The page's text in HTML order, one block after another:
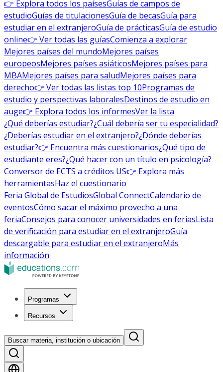
👉 Explora todos los paísesGuías de campos de
estudioGuías de titulacionesGuía de becasGuía para
estudiar en el extranjeroGuía de prácticasGuía de estudio
online👉 Ver todas las guíasComienza a explorar
Mejores países del mundoMejores países
europeosMejores países asiáticosMejores países para
MBAMejores países para saludMejores países para
derecho👉 Ver todas las listas top 10Programas de
estudio y perspectivas laboralesDestinos de estudio en
auge👉 Explora todos los informesVer la lista
¿Qué deberías estudiar?¿Cuál debería ser tu especialidad?
¿Deberías estudiar en el extranjero?¿Dónde deberías
estudiar?👉 Encuentra más cuestionarios¿Qué tipo de
estudiante eres?¿Qué hacer con un título en psicología?
Conversor de ECTS a créditos US👉 Explora más
herramientasHaz el cuestionario
Feria Global de EstudiosGlobal ConnectCalendario de
eventosCómo sacar el máximo provecho a una
feriaConsejos para conocer universidades en feriasLista
de verificación para estudiar en el extranjeroGuía
descargable para estudiar en el extranjeroMás
información
Programas
Recursos
Buscar materia, institución o ubicación